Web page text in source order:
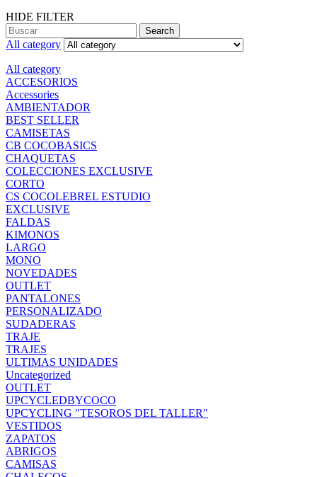
HIDE FILTER
Search
All category
All category
ACCESORIOS
Accessories
AMBIENTADOR
BEST SELLER
CAMISETAS
CB COCOBASICS
CHAQUETAS
COLECCIONES EXCLUSIVE
CORTO
CS COCOLEBREL ESTUDIO
EXCLUSIVE
FALDAS
KIMONOS
LARGO
MONO
NOVEDADES
OUTLET
PANTALONES
PERSONALIZADO
SUDADERAS
TRAJE
TRAJES
ULTIMAS UNIDADES
Uncategorized
OUTLET
UPCYCLEDBYCOCO
UPCYCLING "TESOROS DEL TALLER"
VESTIDOS
ZAPATOS
ABRIGOS
CAMISAS